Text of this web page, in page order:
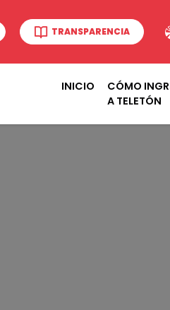
TRANSPARENCIA
INICIO
CÓMO
A TELETÓN